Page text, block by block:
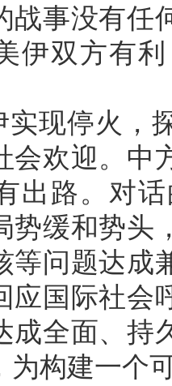
战事没有任
伊双方有
实现停火，
会欢迎。中
出路。对
势缓和势头
等问题达成
应国际社会
成全面、持
为构建一个